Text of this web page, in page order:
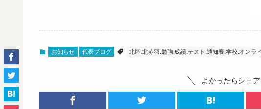
お知らせ 代表ブログ 北区.北赤羽.勉強.成績.テスト.通知表.学校.オンラ
よかったらシェア